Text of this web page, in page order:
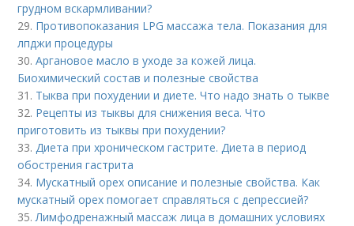
грудном вскармливании?
29. Противопоказания LPG массажа тела. Показания для
лпджи процедуры
30.Аргановое масло в уходе за кожей лица.
Биохимический состав и полезные свойства
31. Тыква при похудении и диете. Что надо знать о тыкве
32. Рецепты из тыквы для снижения веса. Что
приготовить из тыквы при похудении?
33.Диета при хроническом гастрите. Диета в период
обострения гастрита
34. Мускатный орех описание и полезные свойства. Как
мускатный орех помогает справляться с депрессией?
35.Лимфодренажный массаж лица в домашних условиях